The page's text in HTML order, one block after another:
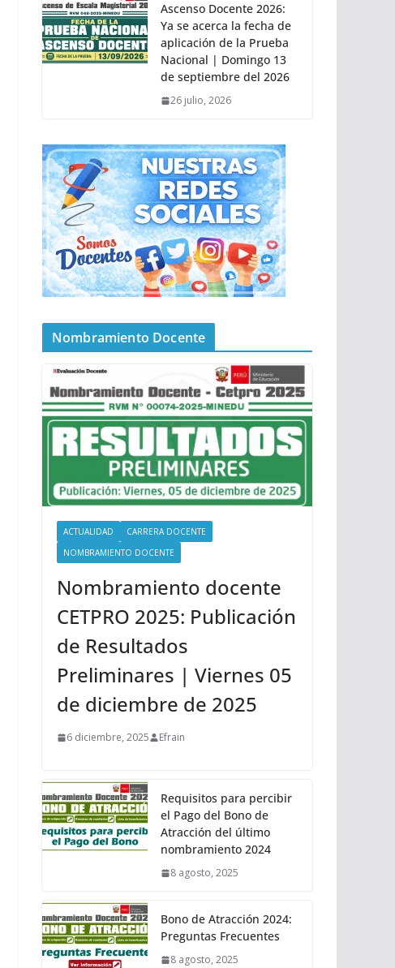
Ascenso Docente 2026:
Ya se acerca la fecha de
aplicación de la Prueba
Nacional | Domingo 13
de septiembre del 2026
26 julio, 2026
Nombramiento Docente
ACTUALIDAD
CARRERA DOCENTE
NOMBRAMIENTO DOCENTE
Nombramiento docente
CETPRO 2025: Publicación
de Resultados
Preliminares | Viernes 05
de diciembre de 2025
6 diciembre, 2025 Efrain
Requisitos para percibir
el Pago del Bono de
Atracción del último
nombramiento 2024
8 agosto, 2025
Bono de Atracción 2024:
Preguntas Frecuentes
8 agosto, 2025